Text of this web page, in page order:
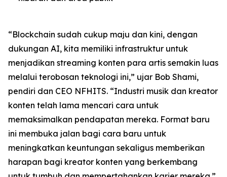
“Blockchain sudah cukup maju dan kini, dengan
dukungan AI, kita memiliki infrastruktur untuk
menjadikan streaming konten para artis semakin luas
melalui terobosan teknologi ini,” ujar Bob Shami,
pendiri dan CEO NFHITS. “Industri musik dan kreator
konten telah lama mencari cara untuk
memaksimalkan pendapatan mereka. Format baru
ini membuka jalan bagi cara baru untuk
meningkatkan keuntungan sekaligus memberikan
harapan bagi kreator konten yang berkembang